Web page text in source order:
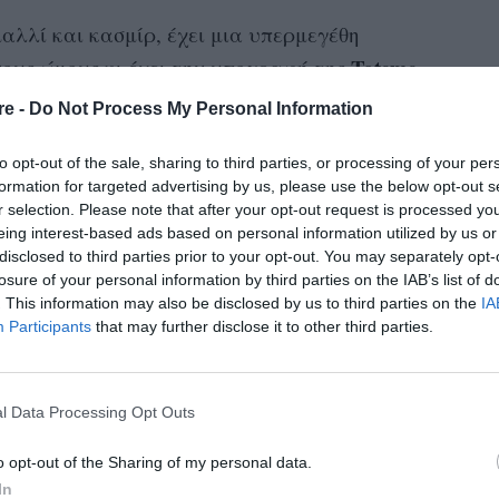
- Do Not Process My Personal Information
opt-out of the sale, sharing to third parties, or processing of your
for targeted advertising by us, please use the below opt-out
selection. Please note that after your opt-out request is processed
interest-based ads based on personal information utilized by us
to third parties prior to your opt-out. You may separately
of your personal information by third parties on the IAB’s list of
This information may also be disclosed by us to third parties on the
Participants that may further disclose it to other third parties.
Data Processing Opt Outs
opt-out of the Sharing of my personal data.
και κασμίρ, έχει μια υπερμεγέθη
ώμους κι έχει την υπογραφή τηςToteme.
άνετα και κομψά παντελόνια, έχουν γίνει
γκαρνταρόμπας της Jennifer. Ωστόσο,
σε όλο αυτό το look ήταν τα άνεταAdidas
μπεζ τόνο. Δείτε εδώ το look της: